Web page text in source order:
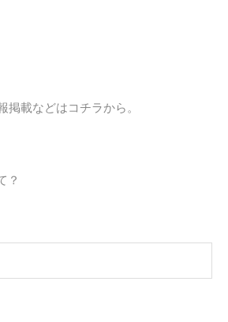
掲載などはコチラから。
？